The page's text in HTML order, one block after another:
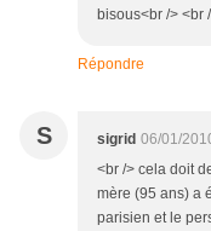
bisous<br /> <br
Répondre
S sigrid 06/01/
<br /> cela doit
mère (95 ans) a
parisien et le